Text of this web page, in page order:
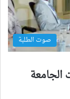
صوت الطلبة
الجامعة